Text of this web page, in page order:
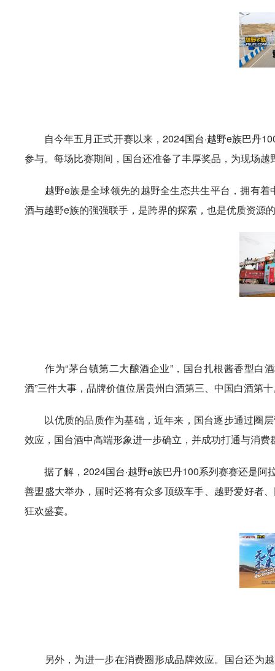
自今年五月正式开赛以来，2024国台·越野e族巴丹
参与。每场比赛期间，国台还准备了丰厚奖品，为现场越
越野e族是全球领先的越野全生态共生平台，拥有着
酒与越野e族的强强联手，是跨界的探索，也是优质资源
作为“茅台镇第二大酿酒企业”，国台扎根酱香型白
酒”三件大事，品牌价值位居贵州白酒第三、中国白酒第
以优质的品质作为基础，近年来，国台逐步通过圈层
效应，国台酒中高端形象进一步确立，并成功打通与消费
据了解，2024国台·越野e族巴丹100系列赛赛还是阿
善盟盛大举办，届时还将有众多顶级车手、越野爱好者
狂欢盛宴。
另外，为进一步在消费圈形成品牌效应。国台还为越